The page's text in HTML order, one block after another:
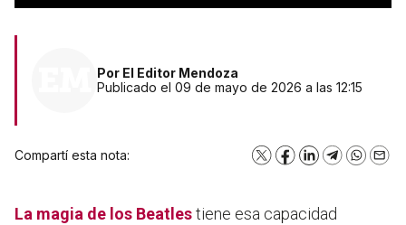
Por El Editor Mendoza
Publicado el 09 de mayo de 2026 a las 12:15
Compartí esta nota: X Facebook
LinkedInTelegram
La magia de los Beatlestiene esa capacidad